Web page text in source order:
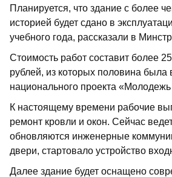
Планируется, что здание с более
историей будет сдано в
учебного года, рассказали в
Стоимость работ составит более
рублей, из которых половина
национального проекта «Молодежь
К настоящему времени рабочие
ремонт кровли и окон. Сейчас
обновляются инженерные
двери, стартовало устройство
Далее здание будет оснащено